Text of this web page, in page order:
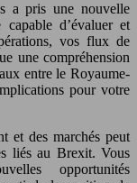
a pris une nouvelle
d’évaluer et
vos flux de
une compréhension
entre le Royaume-
pour votre
et des marchés peut
liés au Brexit. Vous
opportunités